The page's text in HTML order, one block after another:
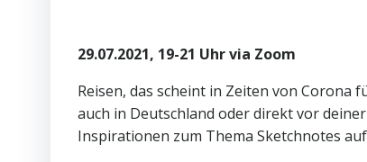
29.07.2021, 19-21 Uhr via Zoom
Reisen, das scheint in Zeiten von Corona
auch in Deutschland oder direkt vor
Inspirationen zum Thema Sketchnotes